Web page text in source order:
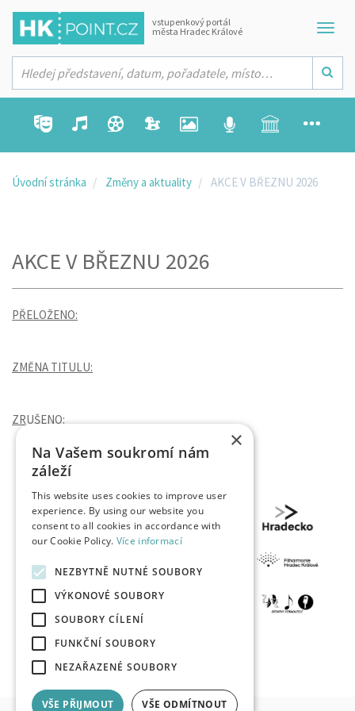
vstupenkový portál
města Hradec Králové
Úvodní stránka Změny a aktuality AKCE V BŘEZNU 2026
AKCE V BŘEZNU 2026
PŘELOŽENO:
ZMĚNA TITULU:
ZRUŠENO:
×
Na Vašem soukromí nám
záleží
This website uses cookies to improve user
experience. By using our website you
consent to all cookies in accordance with
our Cookie Policy. Více informací
NEZBYTNĚ NUTNÉ SOUBORY
VÝKONOVÉ SOUBORY
SOUBORY CÍLENÍ
FUNKČNÍ SOUBORY
NEZAŘAZENÉ SOUBORY
VŠE PŘIJMOUT VŠE ODMÍTNOUT